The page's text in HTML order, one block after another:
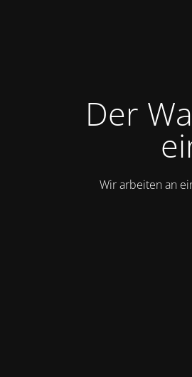
Der
Wir arbeiten an